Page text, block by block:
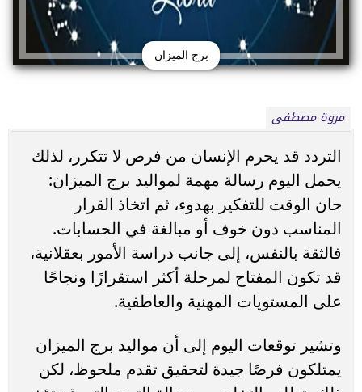
برج الميزان
مروة مصطفى
التردد قد يحرم الإنسان من فرص لا تتكرر، لذلك
يحمل اليوم رسالة مهمة لمواليد برج الميزان:
حان الوقت للتفكير بهدوء، ثم اتخاذ القرار
المناسب دون خوف أو مبالغة في الحسابات.
فالثقة بالنفس، إلى جانب دراسة الأمور بعقلانية،
قد تكون المفتاح لمرحلة أكثر استقرارًا ونجاحًا
على المستويات المهنية والعاطفية.
وتشير توقعات اليوم إلى أن مواليد برج الميزان
يمتلكون فرصًا جيدة لتحقيق تقدم ملحوظ، لكن